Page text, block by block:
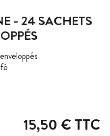
- 24 SACHETS
15,50 € TTC